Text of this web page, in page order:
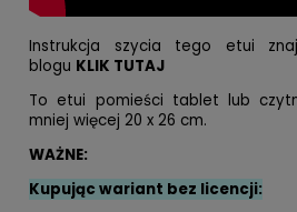
Instrukcja szycia tego etui
blogu KLIK TUTAJ
To etui pomieści tablet lub
mniej więcej 20 x 26 cm.
WAŻNE:
Kupując wariant bez licencji: